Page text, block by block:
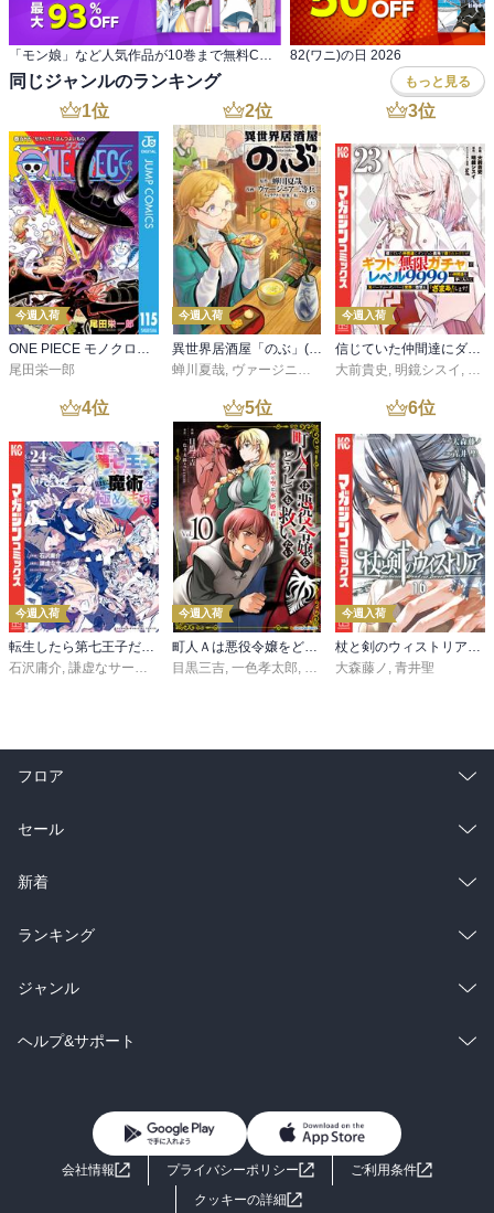
82(ワニ)の日 2026
同じジャンルのランキング もっと見る
1位
今週入荷
ONE PIECE モノクロ版 115
尾田栄一郎
2位
今週入荷
異世界居酒屋「のぶ」(22)
蝉川夏哉, ヴァージニア二等兵 ,転
3位
今週入荷
信じていた仲間達にダンジョン奥地で殺されかけたがギフト『無限ガチャ』でレベル９９９９の仲間達を手に入れて元パーティーメンバーと世界に復讐＆『ざまぁ！』します！（２３）
大前貴史 , 明鏡シスイ , ｔ
4位
今週入荷
石沢庸介 謙虚なサークル メル。
5位
今週入荷
目黒三吉 一色孝太郎 Parum
6位
今週入荷
大森藤ノ 青井聖
フロア
総合
ラノベ
雑誌・グラビア
BL・TL
セール
総合
ラノベ
雑誌・グラビア
BL・TL
新着
総合
ラノベ
雑誌・グラビア
ランキング
総合
ラノベ
ジャンル
コミック
ライトノベル 男子向けラノベ
小説
ヘルプ&サポート
よくあるご質問 お問い合わせ
会社情報 プライバシーポリシー
ご利用条件
クッキーの詳細